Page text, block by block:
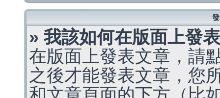
» 我該如何在版面上發
在版面上發表文章，請
之後才能發表文章，您